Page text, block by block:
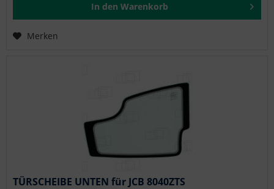
In den Warenkorb
Merken
TÜRSCHEIBE UNTEN für JCB 8040ZTS